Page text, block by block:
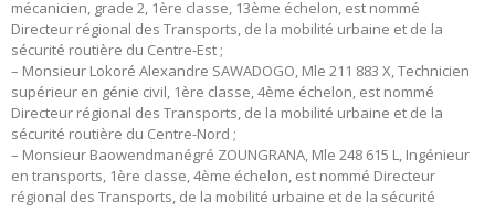
mécanicien, grade 2, 1ère classe, 13ème échelon, est nommé
Directeur régional des Transports, de la mobilité urbaine et de la
sécurité routière du Centre-Est ;
– Monsieur Lokoré Alexandre SAWADOGO, Mle 211 883 X, Technicien
supérieur en génie civil, 1ère classe, 4ème échelon, est nommé
Directeur régional des Transports, de la mobilité urbaine et de la
sécurité routière du Centre-Nord ;
– Monsieur Baowendmanégré ZOUNGRANA, Mle 248 615 L, Ingénieur
en transports, 1ère classe, 4ème échelon, est nommé Directeur
régional des Transports, de la mobilité urbaine et de la sécurité